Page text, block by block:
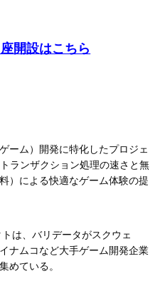
開設はこちら
ーム）開発に特化したプロジェ
ランザクション処理の速さと無
）による快適なゲーム体験の提
は、バリデータがスクウェ
ナムコなど大手ゲーム開発企業
めている。